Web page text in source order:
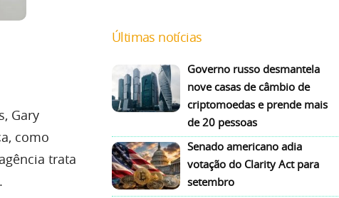
Gary
como
trata
Últimas notícias
Governo russo desmantela
nove casas de câmbio de
criptomoedas e prende mais
de 20 pessoas
Senado americano adia
votação do Clarity Act para
setembro